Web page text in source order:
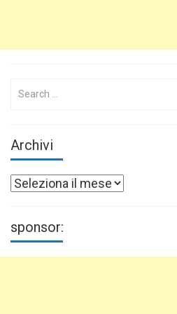
Search
Archivi
Archivi
sponsor: